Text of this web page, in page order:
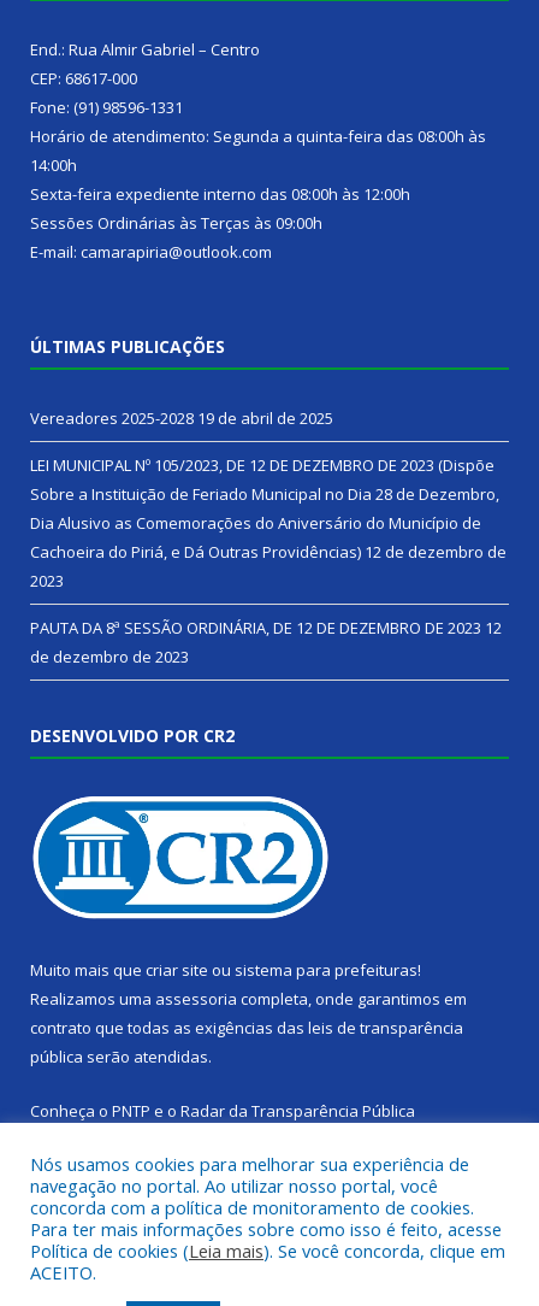
End.: Rua Almir Gabriel – Centro
CEP: 68617-000
Fone: (91) 98596-1331
Horário de atendimento: Segunda a quinta-feira das 08:00h às
14:00h
Sexta-feira expediente interno das 08:00h às 12:00h
Sessões Ordinárias às Terças às 09:00h
E-mail: camarapiria@outlook.com
ÚLTIMAS PUBLICAÇÕES
Vereadores 2025-2028 19 de abril de 2025
LEI MUNICIPAL Nº 105/2023, DE 12 DE DEZEMBRO DE 2023 (Dispõe
Sobre a Instituição de Feriado Municipal no Dia 28 de Dezembro,
Dia Alusivo as Comemorações do Aniversário do Município de
Cachoeira do Piriá, e Dá Outras Providências) 12 de dezembro de
2023
PAUTA DA 8ª SESSÃO ORDINÁRIA, DE 12 DE DEZEMBRO DE 2023 12
de dezembro de 2023
DESENVOLVIDO POR CR2
Muito mais que criar site ou sistema para prefeituras!
Realizamos uma assessoria completa, onde garantimos em
contrato que todas as exigências das leis de transparência
pública serão atendidas.
Conheça o PNTP e o Radar da Transparência Pública
Todos os direitos reservados a Câmara Municipal de Cachoeira
do Piriá.
Nós usamos cookies para melhorar sua experiência de
navegação no portal. Ao utilizar nosso portal, você
concorda com a política de monitoramento de cookies.
Para ter mais informações sobre como isso é feito, acesse
Política de cookies (Leia mais). Se você concorda, clique em
ACEITO.